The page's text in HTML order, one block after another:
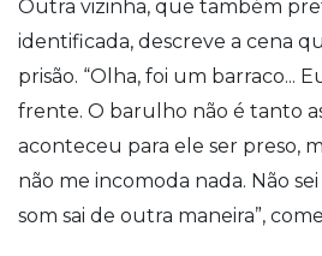
Outra vizinha, que também
identificada, descreve a cena
prisão. “Olha, foi um barraco...
frente. O barulho não é tanto
aconteceu para ele ser preso,
não me incomoda nada. Não
som sai de outra maneira”,